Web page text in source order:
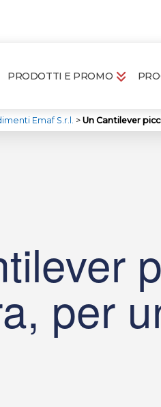
PRODOTTI E PROMO
Emaf S.r.l. > Un Cantilever
per